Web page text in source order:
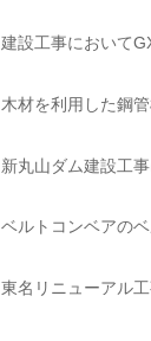
建設工事において
木材を利用した鋼
新丸山ダム建設工
ベルトコンベアの
東名リニューアル